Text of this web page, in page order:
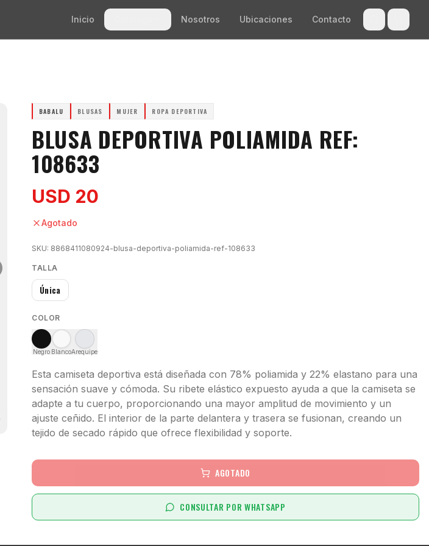
Inicio Nosotros Ubicaciones Contacto
BABALU BLUSAS MUJER ROPA DEPORTIVA
BLUSA DEPORTIVA POLIAMIDA REF:
108633
USD 20
Agotado
SKU: 8868411080924-blusa-deportiva-poliamida-ref-108633
TALLA
Única
COLOR
Negro BlancoArequipe
Esta camiseta deportiva está diseñada con 78% poliamida y 22% elastano para una
sensación suave y cómoda. Su ribete elástico expuesto ayuda a que la camiseta se
adapte a tu cuerpo, proporcionando una mayor amplitud de movimiento y un
ajuste ceñido. El interior de la parte delantera y trasera se fusionan, creando un
tejido de secado rápido que ofrece flexibilidad y soporte.
AGOTADO
CONSULTAR POR WHATSAPP